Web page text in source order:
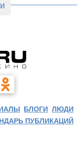
БЛОГИ ЛЮДИ
ПУБЛИКАЦИЙ